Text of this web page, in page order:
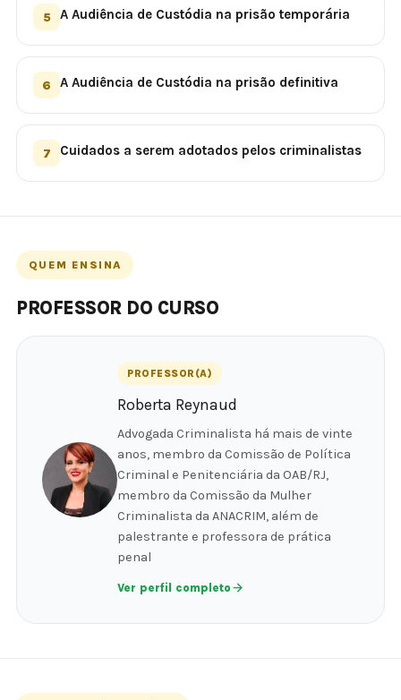
5 A Audiência de Custódia na prisão temporária
6 A Audiência de Custódia na prisão definitiva
7 Cuidados a serem adotados pelos criminalistas
QUEM ENSINA
PROFESSOR DO CURSO
PROFESSOR(A)
Roberta Reynaud
Advogada Criminalista há mais de vinte
anos, membro da Comissão de Política
Criminal e Penitenciária da OAB/RJ,
membro da Comissão da Mulher
Criminalista da ANACRIM, além de
palestrante e professora de prática
penal
Ver perfil completo